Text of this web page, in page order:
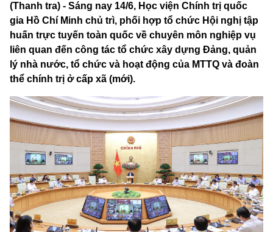
(Thanh tra) - Sáng nay 14/6, Học viện Chính trị quốc
gia Hồ Chí Minh chủ trì, phối hợp tổ chức Hội nghị tập
huấn trực tuyến toàn quốc về chuyên môn nghiệp vụ
liên quan đến công tác tổ chức xây dựng Đảng, quản
lý nhà nước, tổ chức và hoạt động của MTTQ và đoàn
thể chính trị ở cấp xã (mới).